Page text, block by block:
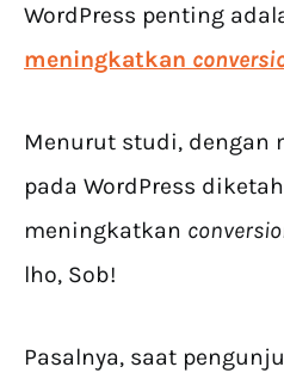
WordPress penting
meningkatkan
Menurut studi, dengan
pada WordPress
meningkatkan
lho, Sob!
Pasalnya, saat